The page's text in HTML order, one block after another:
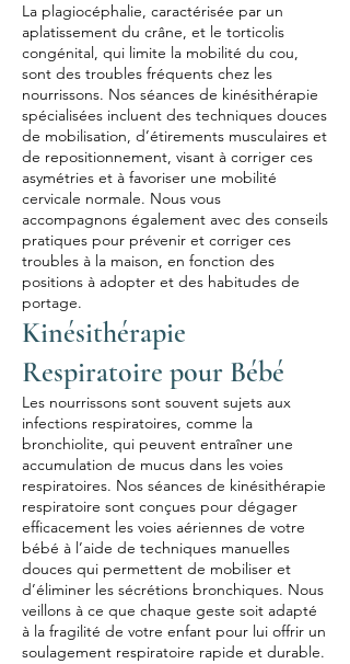
La plagiocéphalie, caractérisée par un
aplatissement du crâne, et le torticolis
congénital, qui limite la mobilité du cou,
sont des troubles fréquents chez les
nourrissons. Nos séances de kinésithérapie
spécialisées incluent des techniques douces
de mobilisation, d’étirements musculaires et
de repositionnement, visant à corriger ces
asymétries et à favoriser une mobilité
cervicale normale. Nous vous
accompagnons également avec des conseils
pratiques pour prévenir et corriger ces
troubles à la maison, en fonction des
positions à adopter et des habitudes de
portage.
Kinésithérapie
Respiratoire pour Bébé
Les nourrissons sont souvent sujets aux
infections respiratoires, comme la
bronchiolite, qui peuvent entraîner une
accumulation de mucus dans les voies
respiratoires. Nos séances de kinésithérapie
respiratoire sont conçues pour dégager
efficacement les voies aériennes de votre
bébé à l’aide de techniques manuelles
douces qui permettent de mobiliser et
d’éliminer les sécrétions bronchiques. Nous
veillons à ce que chaque geste soit adapté
à la fragilité de votre enfant pour lui offrir un
soulagement respiratoire rapide et durable.